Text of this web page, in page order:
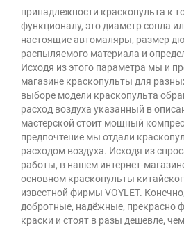
принадлежности краскопульта к
функционалу, это диаметр сопла
настоящие автомаляры, размер
распыляемого материала и
Исходя из этого параметра мы и
магазине краскопульты для
выборе модели краскопульта
расход воздуха указанный в
мастерской стоит мощный
предпочтение мы отдали
расходом воздуха. Исходя из
работы, в нашем интернет-
основном краскопульты
известной фирмы VOYLET.
добротные, надёжные, прекрасно
краски и стоят в разы дешевле,